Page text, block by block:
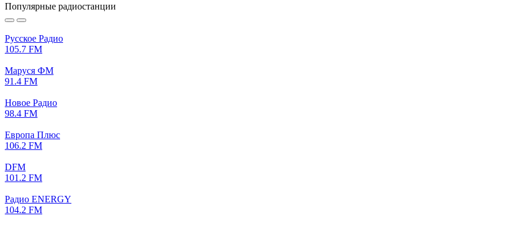
Популярные радиостанции
Русское Радио
105.7 FM
Маруся ФМ
91.4 FM
Новое Радио
98.4 FM
Европа Плюс
106.2 FM
DFM
101.2 FM
Радио ENERGY
104.2 FM